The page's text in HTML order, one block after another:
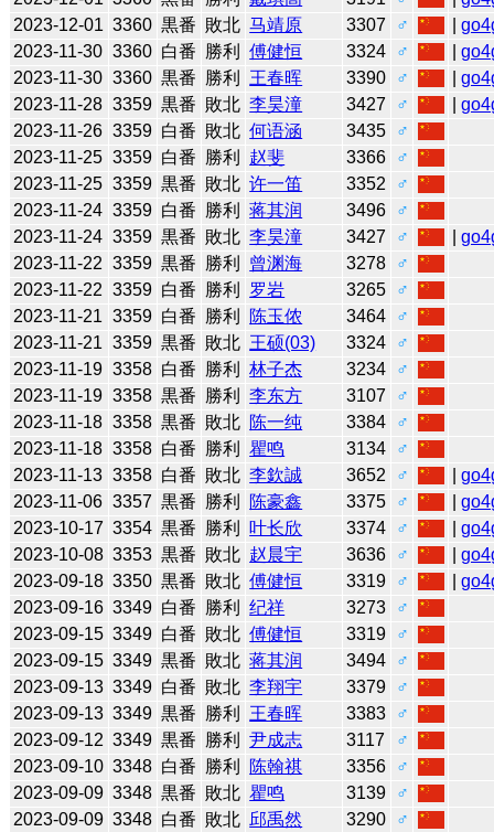
2023-12-01 3360 黒番 敗北 马靖原 3307 ♂ |
2023-11-30 3360 白番 勝利 傅健恒 3324 ♂ |
2023-11-30 3360 黒番 勝利 王春晖 3390 ♂ |
2023-11-28 3359 黒番 敗北 李昊潼 3427 ♂ |
2023-11-26 3359 白番 敗北 何语涵 3435
♂
2023-11-25 3359 白番 勝利 赵斐 3366
♂
2023-11-25 3359 黒番 敗北 许一笛 3352
♂
2023-11-24 3359 白番 勝利 蒋其润 3496
♂
2023-11-24 3359 黒番 敗北 李昊潼 3427 ♂ |
2023-11-22 3359 黒番 勝利 曾渊海 3278
♂
2023-11-22 3359 白番 勝利 罗岩 3265
♂
2023-11-21 3359 白番 勝利 陈玉侬 3464
♂
2023-11-21 3359 黒番 敗北 王硕(03) 3324
♂
2023-11-19 3358 白番 勝利 林子杰 3234
♂
2023-11-19 3358 黒番 勝利 李东方 3107
♂
2023-11-18 3358 黒番 敗北 陈一纯 3384
♂
2023-11-18 3358 白番 勝利 瞿鸣 3134
♂
2023-11-13 3358 白番 敗北 李欽誠 3652 ♂ |
2023-11-06 3357 黒番 勝利 陈豪鑫 3375 ♂ |
2023-10-17 3354 黒番 勝利 叶长欣 3374 ♂ |
2023-10-08 3353 黒番 敗北 赵晨宇 3636 ♂ |
2023-09-18 3350 黒番 敗北 傅健恒 3319 ♂ |
2023-09-16 3349 白番 勝利 纪祥 3273
♂
2023-09-15 3349 白番 敗北 傅健恒 3319
♂
2023-09-15 3349 黒番 敗北 蒋其润 3494
♂
2023-09-13 3349 白番 敗北 李翔宇 3379
♂
2023-09-13 3349 黒番 勝利 王春晖 3383
♂
2023-09-12 3349 黒番 勝利 尹成志 3117
♂
2023-09-10 3348 白番 勝利 陈翰祺 3356
♂
2023-09-09 3348 黒番 敗北 瞿鸣 3139
♂
2023-09-09 3348 白番 敗北 邱禹然 3290
♂